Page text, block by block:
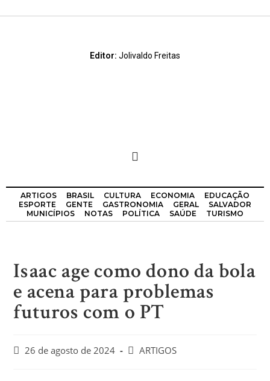
Editor: Jolivaldo Freitas
ARTIGOS BRASIL CULTURA ECONOMIA
EDUCAÇÃO
ESPORTE
GENTE GASTRONOMIA GERAL
SALVADOR
MUNICÍPIOS
NOTAS POLÍTICA SAÚDE TURISMO
Isaac age como dono da bola
e acena para problemas
futuros com o PT
26 de agosto de 2024 ARTIGOS